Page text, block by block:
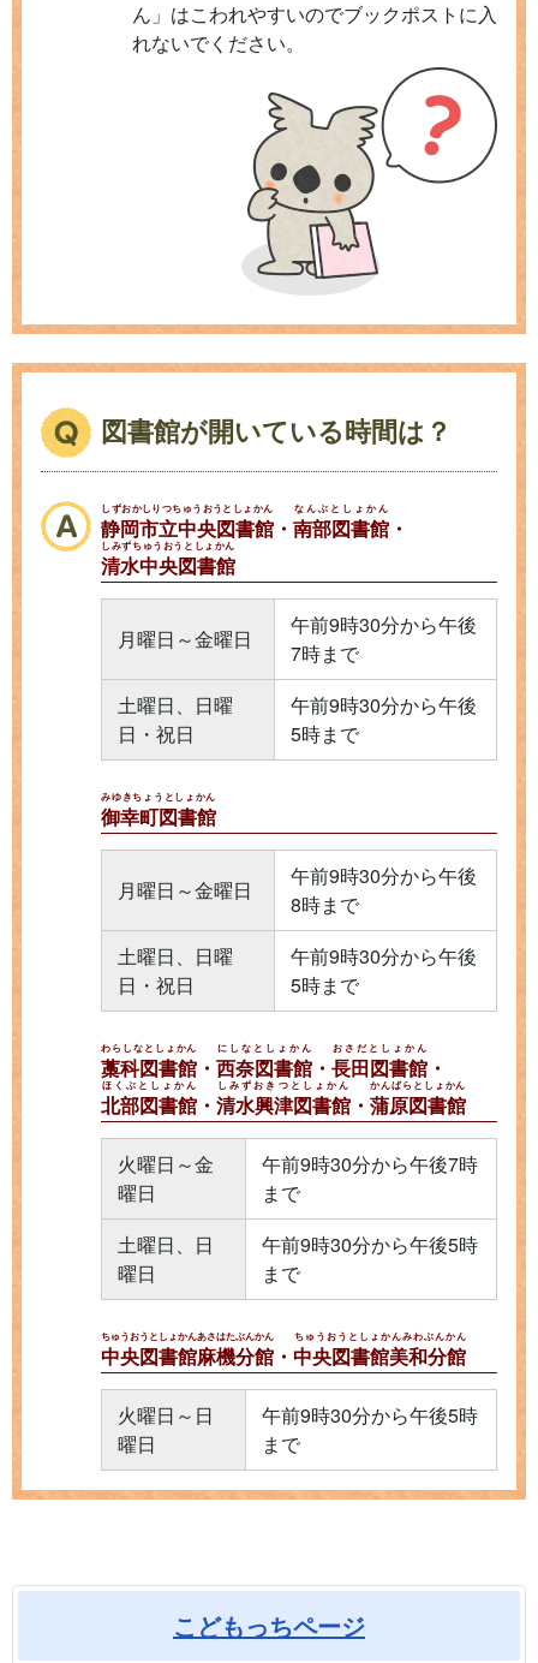
ん」はこわれやすいのでブックポストに入
れないでください。
図書館が開いている時間は？
静岡市立中央図書館
しずおかしりつちゅうおうとしょかん
・ 南部図書館
なんぶとしょかん
・
清水中央図書館
しみずちゅうおうとしょかん
月曜日～金曜日
午前9時30分から午後
7時まで
土曜日、日曜
日・祝日
午前9時30分から午後
5時まで
御幸町図書館
みゆきちょうとしょかん
月曜日～金曜日
午前9時30分から午後
8時まで
土曜日、日曜
日・祝日
午前9時30分から午後
5時まで
藁科図書館
わらしなとしょかん
・ 西奈図書館
にしなとしょかん
・ 長田図書館
おさだとしょかん
・
北部図書館
ほくぶとしょかん
・ 清水興津図書館
しみずおきつとしょかん
・ 蒲原図書館
かんばらとしょかん
火曜日～金
曜日
午前9時30分から午後7時
まで
土曜日、日
曜日
午前9時30分から午後5時
まで
中央図書館麻機分館
ちゅうおうとしょかんあさはたぶんかん
・ 中央図書館美和分館
ちゅうおうとしょかんみわぶんかん
火曜日～日
曜日
午前9時30分から午後5時
まで
こどもっちページ